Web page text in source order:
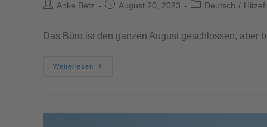
Anke Betz August 20, 2023 Deutsch /
Das Büro ist den ganzen August geschlossen,
Weiterlesen